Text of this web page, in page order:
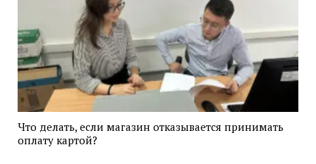
Что делать, если магазин отказывается принимать
оплату картой?